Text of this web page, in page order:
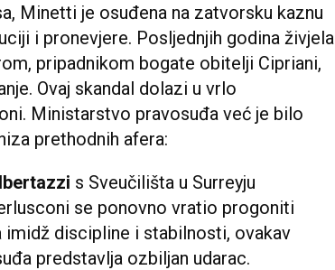
Minetti je osuđena na zatvorsku kaznu
i pronevjere. Posljednjih godina živjela
pripadnikom bogate obitelji Cipriani,
Ovaj skandal dolazi u vrlo
Ministarstvo pravosuđa već je bilo
prethodnih afera:
s Sveučilišta u Surreyju
se ponovno vratio progoniti
imidž discipline i stabilnosti, ovakav
predstavlja ozbiljan udarac.